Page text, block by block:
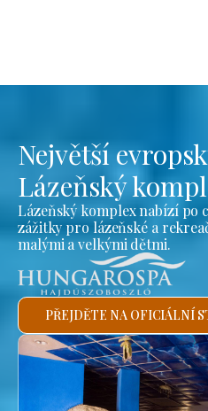
Největší
Lázeňský
Lázeňský komplex nabízí po
zážitky pro lázeňské a
malými a velkými dětmi.
PŘEJDĚTE NA OFICIÁLNÍ